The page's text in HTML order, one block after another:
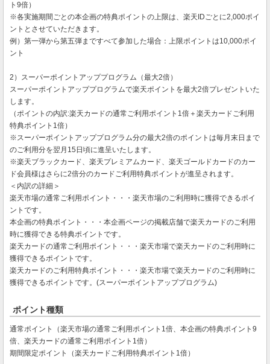
ト9倍）
※各実施期間ごとの本企画の特典ポイントの上限は、楽天IDごとに2,000ポイ
ントとさせていただきます。
例）第一弾から第五弾まですべて参加した場合：上限ポイントは10,000ポイ
ント
2）スーパーポイントアッププログラム（最大2倍）
スーパーポイントアッププログラムで楽天ポイントを最大2倍プレゼントいた
します。
（ポイントの内訳:楽天カードの通常ご利用ポイント1倍＋楽天カードご利用
特典ポイント1倍）
※スーパーポイントアッププログラム分の最大2倍のポイントは毎月末日まで
のご利用分を翌月15日頃に進呈いたします。
※楽天ブラックカード、楽天プレミアムカード、楽天ゴールドカードのカー
ド会員様はさらに2倍分のカードご利用特典ポイントが進呈されます。
＜内訳の詳細＞
楽天市場の通常ご利用ポイント・・・楽天市場のご利用時に獲得できるポイ
ントです。
本企画の特典ポイント・・・本企画ページの掲載店舗で楽天カードのご利用
時に獲得できる特典ポイントです。
楽天カードの通常ご利用ポイント・・・楽天市場で楽天カードのご利用時に
獲得できるポイントです。
楽天カードのご利用特典ポイント・・・楽天市場で楽天カードのご利用時に
獲得できるポイントです。(スーパーポイントアッププログラム)
ポイント種類
通常ポイント（楽天市場の通常ご利用ポイント1倍、本企画の特典ポイント9
倍、楽天カードの通常ご利用ポイント1倍）
期間限定ポイント（楽天カードご利用特典ポイント1倍）